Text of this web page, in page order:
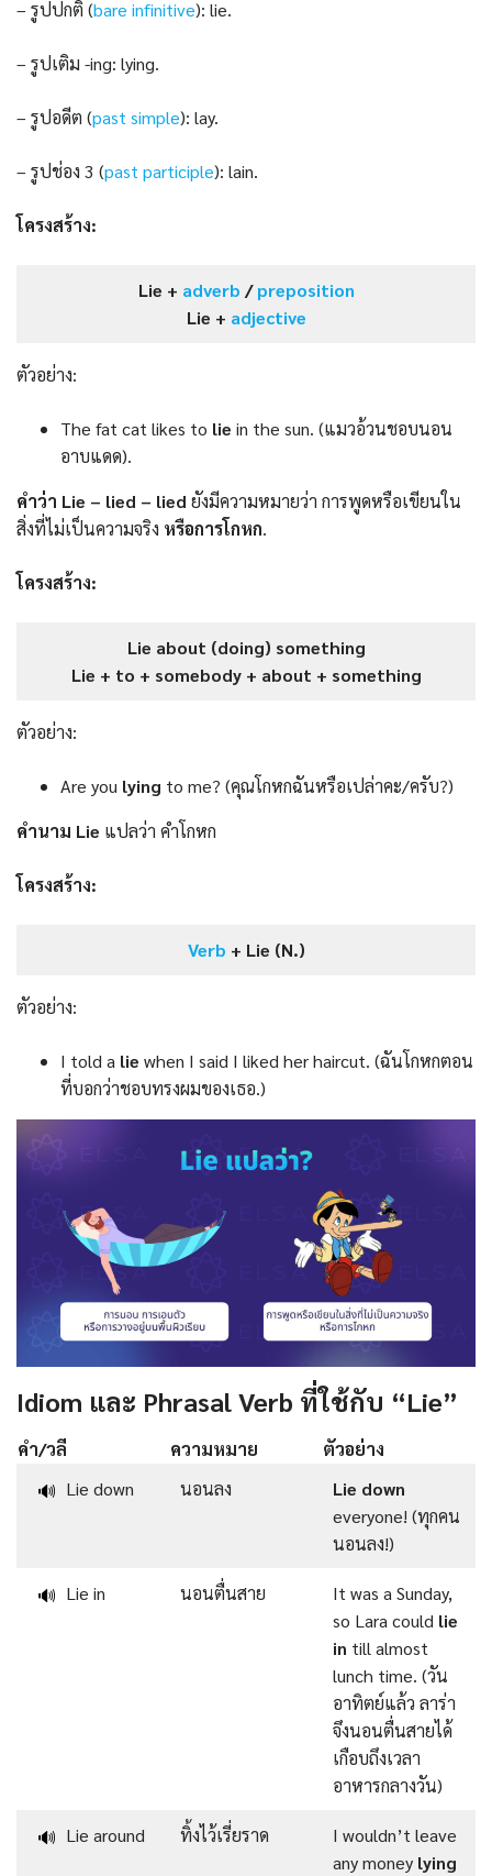
– รูปปกติ (bare infinitive): lie.
– รูปเติม -ing: lying.
– รูปอดีต (past simple): lay.
– รูปช่อง 3 (past participle): lain.
โครงสร้าง:
Lie + adverb /preposition
Lie + adjective
ตัวอย่าง:
The fat cat likes to lie in the sun. (แมวอ้วนชอบนอน
อาบแดด).
คำว่า Lie – lied – lied ยังมีความหมายว่า การพูดหรือเขียนใน
สิ่งที่ไม่เป็นความจริง หรือการโกหก.
โครงสร้าง:
Lie about (doing) something
Lie + to + somebody + about + something
ตัวอย่าง:
Are you lying to me? (คุณโกหกฉันหรือเปล่าคะ/ครับ?)
คำนาม Lie แปลว่า คำโกหก
โครงสร้าง:
Verb + Lie (N.)
ตัวอย่าง:
I told a lie when I said I liked her haircut. (ฉันโกหกตอน
ที่บอกว่าชอบทรงผมของเธอ.)
Idiom และ Phrasal Verb ที่ใช้กับ “Lie”
คำ/วลี ความหมาย
ตัวอย่าง
🔊 Lie down นอนลง
Lie down
everyone! (ทุกคน
นอนลง!)
🔊 Lie in นอนตื่นสาย
It was a Sunday,
so Lara could lie
in till almost
lunch time. (วัน
อาทิตย์แล้ว ลาร่า
จึงนอนตื่นสายได้
เกือบถึงเวลา
อาหารกลางวัน)
🔊 Lie around ทิ้งไว้เรี่ยราด
I wouldn’t leave
any money lying